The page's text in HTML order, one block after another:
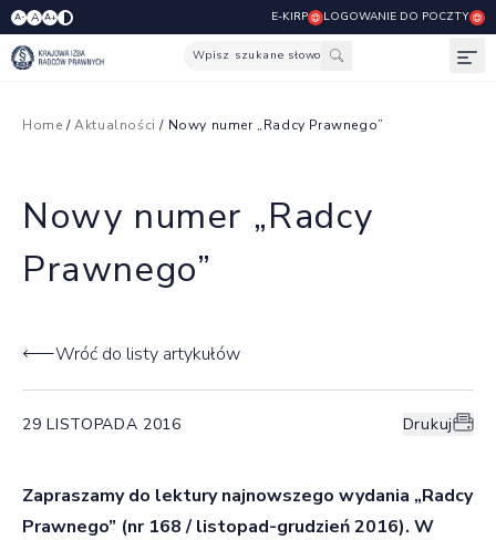
A- A A+ E-KIRP LOGOWANIE DO POCZTY
Wpisz szukane słowo
Home /Aktualności / Nowy numer „Radcy Prawnego”
Nowy numer „Radcy
Prawnego”
Wróć do listy artykułów
29 LISTOPADA 2016 Drukuj
Zapraszamy do lektury najnowszego wydania „Radcy
Prawnego” (nr 168 / listopad-grudzień 2016). W